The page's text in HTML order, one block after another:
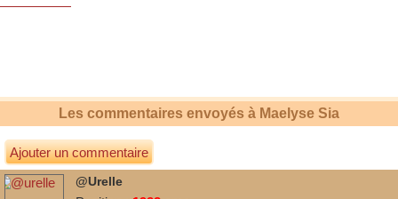
Les commentaires envoyés à Maelyse Sia
Ajouter un commentaire
@urelle